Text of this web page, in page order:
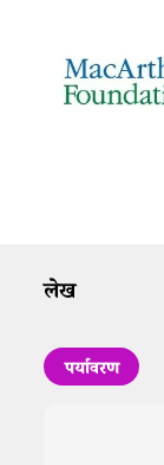
लेख
पर्यावरण